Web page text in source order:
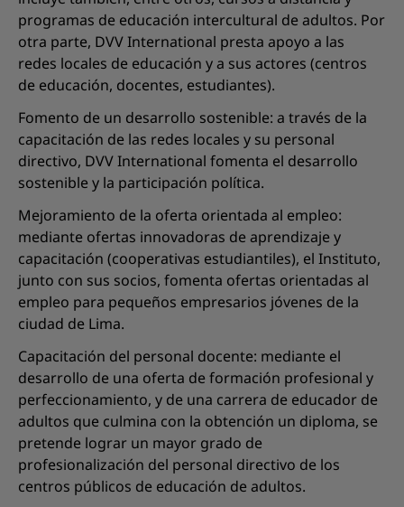
programas de educación intercultural de adultos. Por
otra parte, DVV International presta apoyo a las
redes locales de educación y a sus actores (centros
de educación, docentes, estudiantes).
Fomento de un desarrollo sostenible: a través de la
capacitación de las redes locales y su personal
directivo, DVV International fomenta el desarrollo
sostenible y la participación política.
Mejoramiento de la oferta orientada al empleo:
mediante ofertas innovadoras de aprendizaje y
capacitación (cooperativas estudiantiles), el Instituto,
junto con sus socios, fomenta ofertas orientadas al
empleo para pequeños empresarios jóvenes de la
ciudad de Lima.
Capacitación del personal docente: mediante el
desarrollo de una oferta de formación profesional y
perfeccionamiento, y de una carrera de educador de
adultos que culmina con la obtención un diploma, se
pretende lograr un mayor grado de
profesionalización del personal directivo de los
centros públicos de educación de adultos.